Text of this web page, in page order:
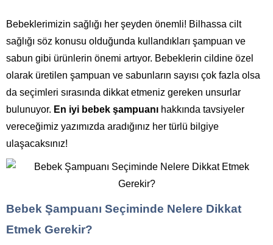
Bebeklerimizin sağlığı her şeyden önemli! Bilhassa cilt
sağlığı söz konusu olduğunda kullandıkları şampuan ve
sabun gibi ürünlerin önemi artıyor. Bebeklerin cildine özel
olarak üretilen şampuan ve sabunların sayısı çok fazla olsa
da seçimleri sırasında dikkat etmeniz gereken unsurlar
bulunuyor. En iyi bebek şampuanı hakkında tavsiyeler
vereceğimiz yazımızda aradığınız her türlü bilgiye
ulaşacaksınız!
Bebek Şampuanı Seçiminde Nelere Dikkat
Etmek Gerekir?